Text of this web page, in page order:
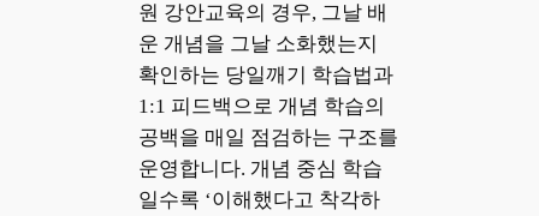
원 강안교육의 경우, 그날 배
운 개념을 그날 소화했는지
확인하는 당일깨기 학습법과
1:1 피드백으로 개념 학습의
공백을 매일 점검하는 구조를
운영합니다. 개념 중심 학습
일수록 ‘이해했다고 착각하